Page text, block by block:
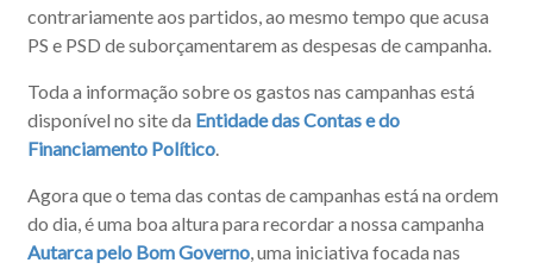
contrariamente aos partidos, ao mesmo tempo que acusa
PS e PSD de suborçamentarem as despesas de campanha.
Toda a informação sobre os gastos nas campanhas está
disponível no site da Entidade das Contas e do
Financiamento Político.
Agora que o tema das contas de campanhas está na ordem
do dia, é uma boa altura para recordar a nossa campanha
Autarca pelo Bom Governo, uma iniciativa focada nas